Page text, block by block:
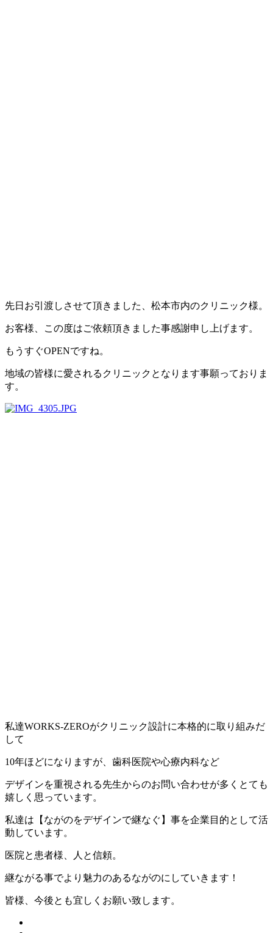
先日お引渡しさせて頂きました、松本市内のクリニック様。
お客様、この度はご依頼頂きました事感謝申し上げます。
もうすぐOPENですね。
地域の皆様に愛されるクリニックとなります事願っておりま
す。
私達WORKS-ZEROがクリニック設計に本格的に取り組みだ
して
10年ほどになりますが、歯科医院や心療内科など
デザインを重視される先生からのお問い合わせが多くとても
嬉しく思っています。
私達は【ながのをデザインで継なぐ】事を企業目的として活
動しています。
医院と患者様、人と信頼。
継ながる事でより魅力のあるながのにしていきます！
皆様、今後とも宜しくお願い致します。